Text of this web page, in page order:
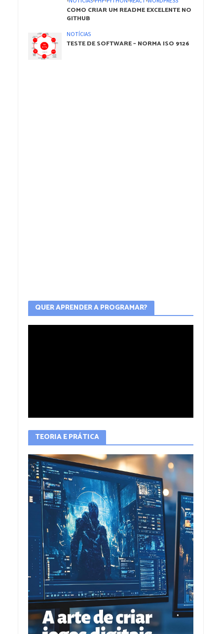
COMO CRIAR UM README EXCELENTE NO
GITHUB
NOTÍCIAS
TESTE DE SOFTWARE – NORMA ISO 9126
QUER APRENDER A PROGRAMAR?
TEORIA E PRÁTICA